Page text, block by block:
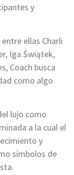
y
ellas Charli
Iga Świątek,
Coach busca
como algo
lujo como
a la cual el
y
símbolos de